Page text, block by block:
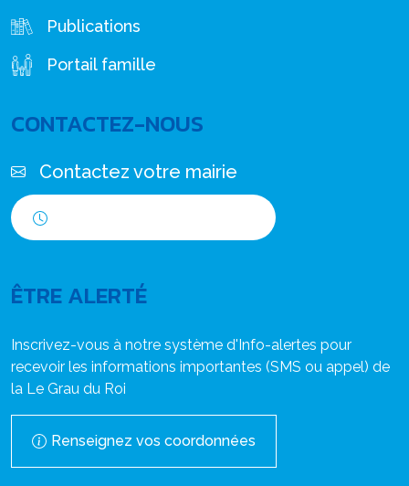
Publications
Portail famille
CONTACTEZ-NOUS
Contactez votre mairie
ÊTRE ALERTÉ
Inscrivez-vous à notre système d'Info-alertes pour
recevoir les informations importantes (SMS ou appel) de
la Le Grau du Roi
Renseignez vos coordonnées